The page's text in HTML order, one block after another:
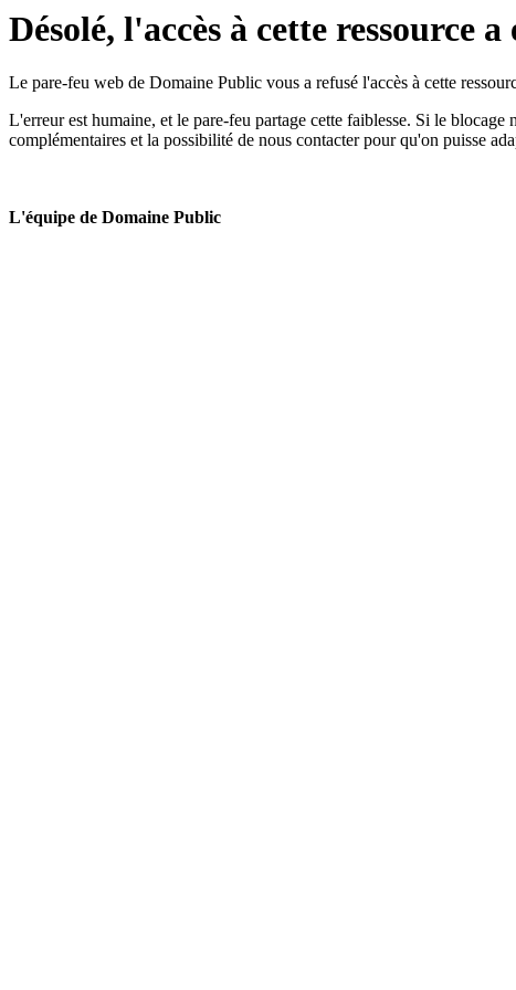
Désolé, l'accès à cette ressource
Le pare-feu web de Domaine Public vous a refusé l'accès à cette
L'erreur est humaine, et le pare-feu partage cette faiblesse. Si le
complémentaires et la possibilité de nous contacter pour qu'on puisse
L'équipe de Domaine Public